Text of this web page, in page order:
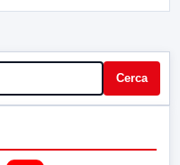
Cerca